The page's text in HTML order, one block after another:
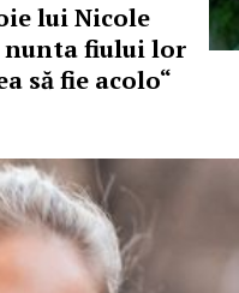
lui Nicole
nunta fiului lor
să fie acolo“